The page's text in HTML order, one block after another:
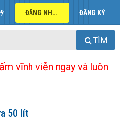
ĐĂNG NHẬP ĐĂNG KÝ
TÌM
vĩnh viễn ngay và luôn
50 lít